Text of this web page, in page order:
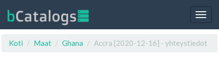
Koti
Maat Ghana Accra [2020-12-16] - yhteystiedot